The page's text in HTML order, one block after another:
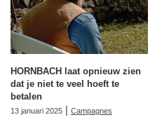
HORNBACH laat opnieuw zien
dat je niet te veel hoeft te
betalen
13 januari 2025 | Campagnes